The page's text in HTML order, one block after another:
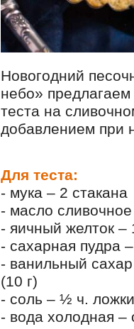
Новогодний
небо» предлагаем
теста на
добавлением при
Для теста:
- мука – 2 стакана
- масло
- яичный желток –
- сахарная пудра
- ванильный сахар
(10 г)
- соль – ½ ч. ложки
- вода холодная –